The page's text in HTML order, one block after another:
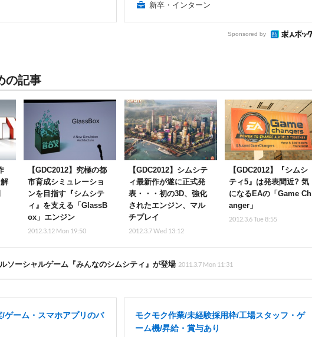
新卒・インターン
Sponsored by
の記事
【GDC2012】究極の都
市育成シミュレーショ
ンを目指す『シムシテ
ィ』を支える「GlassB
ox」エンジン
2012.3.12 Mon 19:50
【GDC2012】シムシテ
ィ最新作が遂に正式発
表・・・初の3D、強化
されたエンジン、マル
チプレイ
2012.3.7 Wed 13:12
【GDC2012】『シムシ
ティ5』は発表間近? 気
になるEAの「Game Ch
anger」
2012.3.6 Tue 8:55
ソーシャルゲーム『みんなのシムシティ』が登場 2011.3.7 Mon 11:31
ゲーム・スマホアプリのバ
モクモク作業/未経験採用枠/工場スタッフ・ゲ
ーム機/昇給・賞与あり